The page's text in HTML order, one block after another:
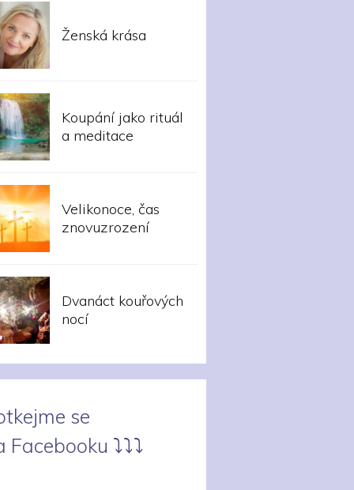
Ženská krása
Koupání jako rituál
a meditace
Velikonoce, čas
znovuzrození
Dvanáct kouřových
nocí
se
Facebooku ⤵︎⤵︎⤵︎